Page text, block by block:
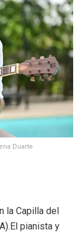
Duarte
la Capilla del
pianista y